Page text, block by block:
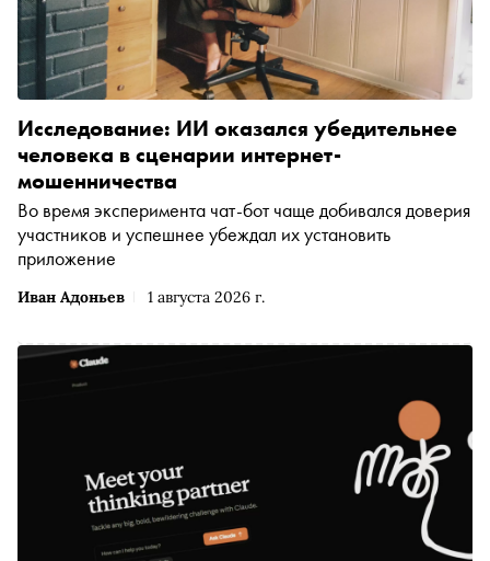
Иван Адоньев 1 августа 2026 г.
Исследование: ИИ оказался убедительнее
человека в сценарии интернет-
мошенничества
Во время эксперимента чат-бот чаще добивался доверия
участников и успешнее убеждал их установить
приложение